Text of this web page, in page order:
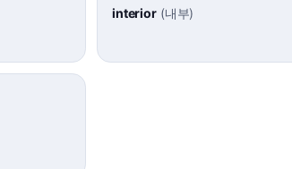
interior(내부)